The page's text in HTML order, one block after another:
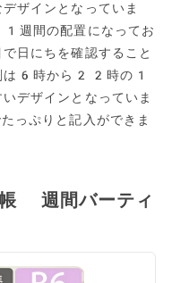
ザインとなっていま
1週間の配置になってお
日にちを確認すること
刻は6時から22時の1
デザインとなっていま
っぷりと記入ができま
週間バーティ